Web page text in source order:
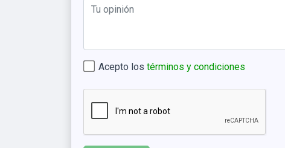
Acepto los términos y condiciones